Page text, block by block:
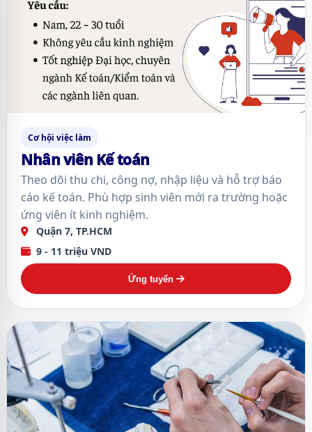
Cơ hội việc làm
Nhân viên Kế toán
Theo dõi thu chi, công nợ, nhập liệu và hỗ trợ báo
cáo kế toán. Phù hợp sinh viên mới ra trường hoặc
ứng viên ít kinh nghiệm.
Quận 7, TP.HCM
9 - 11 triệu VND
Ứng tuyển